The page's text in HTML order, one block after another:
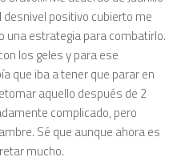
desnivel positivo cubierto me
una estrategia para combatirlo.
los geles y para ese
que iba a tener que parar en
aquello después de 2
complicado, pero
Sé que aunque ahora es
mucho.